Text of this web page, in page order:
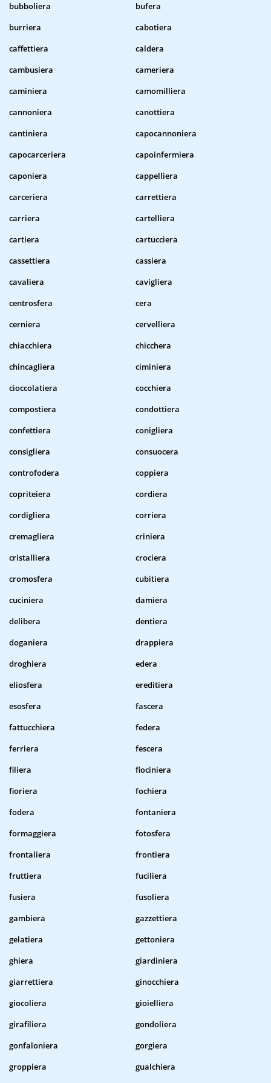
bubboliera
bufera
burriera
cabotiera
caffettiera
caldera
cambusiera
cameriera
caminiera
camomilliera
cannoniera
canottiera
cantiniera
capocannoniera
capocarceriera
capoinfermiera
caponiera
cappelliera
carceriera
carrettiera
carriera
cartelliera
cartiera
cartucciera
cassettiera
cassiera
cavaliera
cavigliera
centrosfera
cera
cerniera
cervelliera
chiacchiera
chicchera
chincagliera
ciminiera
cioccolatiera
cocchiera
compostiera
condottiera
confettiera
conigliera
consigliera
consuocera
controfodera
coppiera
copriteiera
cordiera
cordigliera
corriera
cremagliera
criniera
cristalliera
crociera
cromosfera
cubitiera
cuciniera
damiera
delibera
dentiera
doganiera
drappiera
droghiera
edera
eliosfera
ereditiera
esosfera
fascera
fattucchiera
federa
ferriera
fescera
filiera
fiociniera
fioriera
fochiera
fodera
fontaniera
formaggiera
fotosfera
frontaliera
frontiera
fruttiera
fuciliera
fusiera
fusoliera
gambiera
gazzettiera
gelatiera
gettoniera
ghiera
giardiniera
giarrettiera
ginocchiera
giocoliera
gioielliera
girafiliera
gondoliera
gonfaloniera
gorgiera
groppiera
gualchiera